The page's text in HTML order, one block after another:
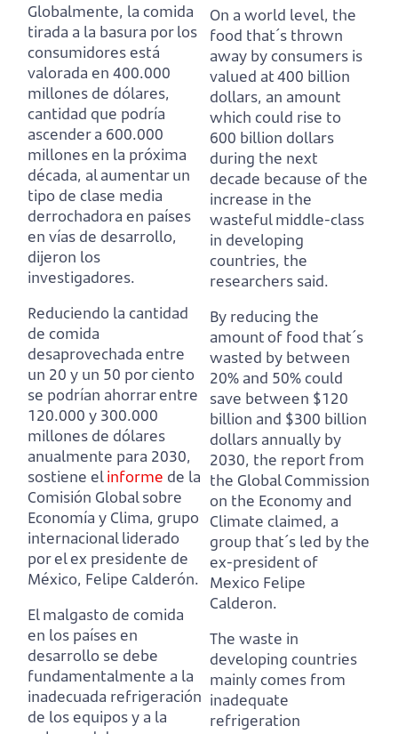
Globalmente, la comida
tirada a la basura por los
consumidores está
valorada en 400.000
millones de dólares,
cantidad que podría
ascender a 600.000
millones en la próxima
década, al aumentar un
tipo de clase media
derrochadora en países
en vías de desarrollo,
dijeron los
investigadores.
Reduciendo la cantidad
de comida
desaprovechada entre
un 20 y un 50 por ciento
se podrían ahorrar entre
120.000 y 300.000
millones de dólares
anualmente para 2030,
sostiene elinforme de la
Comisión Global sobre
Economía y Clima, grupo
internacional liderado
por el ex presidente de
México, Felipe Calderón.
El malgasto de comida
en los países en
desarrollo se debe
fundamentalmente a la
inadecuada refrigeración
de los equiposy a la
On a world level, the
food that´s thrown
away by consumers is
valued at 400 billion
dollars, an amount
which could rise to
600 billion dollars
during the next
decade because of the
increase in the
wasteful middle-class
in developing
countries, the
researchers said.
By reducing the
amount of food that´s
wasted by between
20% and 50% could
save between $120
billion and $300 billion
dollars annually by
2030, the report from
the Global Commission
on the Economy and
Climate claimed, a
group that´s led by the
ex-president of
Mexico Felipe
Calderon.
The waste in
developing countries
mainly comes from
inadequate
refrigeration